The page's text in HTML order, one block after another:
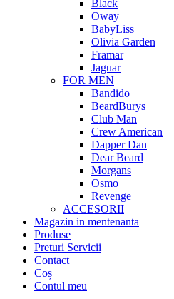
Black
Oway
BabyLiss
Olivia Garden
Framar
Jaguar
FOR MEN
Bandido
BeardBurys
Club Man
Crew American
Dapper Dan
Dear Beard
Morgans
Osmo
Revenge
ACCESORII
Magazin in mentenanta
Produse
Preturi Servicii
Contact
Coș
Contul meu